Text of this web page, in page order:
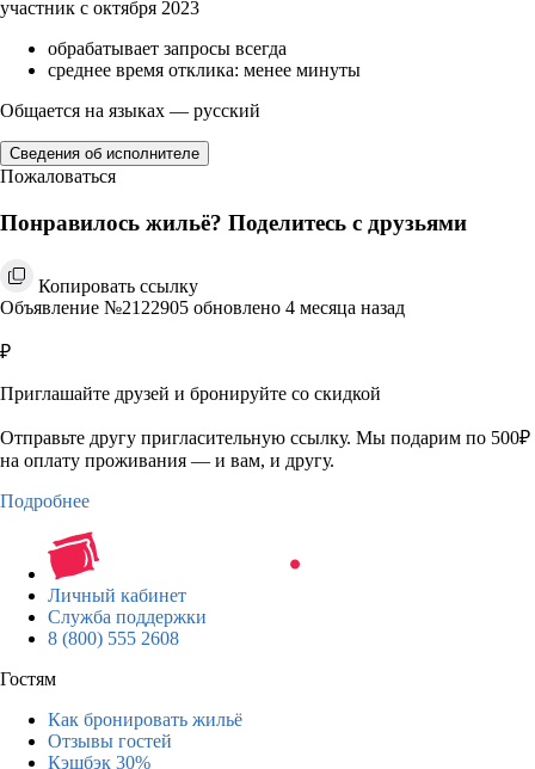
участник с октября 2023
обрабатывает запросы всегда
среднее время отклика: менее минуты
Общается на языках — русский
Сведения об исполнителе
Пожаловаться
Понравилось жильё? Поделитесь с друзьями
Копировать ссылку
Объявление №2122905 обновлено 4 месяца назад
₽
Приглашайте друзей и бронируйте со скидкой
Отправьте другу пригласительную ссылку. Мы подарим по 500₽
на оплату проживания — и вам, и другу.
Подробнее
Личный кабинет
Служба поддержки
8 (800) 555 2608
Гостям
Как бронировать жильё
Отзывы гостей
Кэшбэк 30%